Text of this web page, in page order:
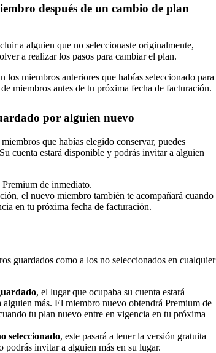
después de un cambio de plan
a alguien que no seleccionaste originalmente,
a realizar los pasos para cambiar el plan.
los miembros anteriores que habías seleccionado para
miembros antes de tu próxima fecha de facturación.
por alguien nuevo
que habías elegido conservar, puedes
cuenta estará disponible y podrás invitar a alguien
de inmediato.
el nuevo miembro también te acompañará cuando
en tu próxima fecha de facturación.
guardados como a los no seleccionados en cualquier
, el lugar que ocupaba su cuenta estará
más. El miembro nuevo obtendrá Premium de
tu plan nuevo entre en vigencia en tu próxima
seleccionado, este pasará a tener la versión gratuita
invitar a alguien más en su lugar.